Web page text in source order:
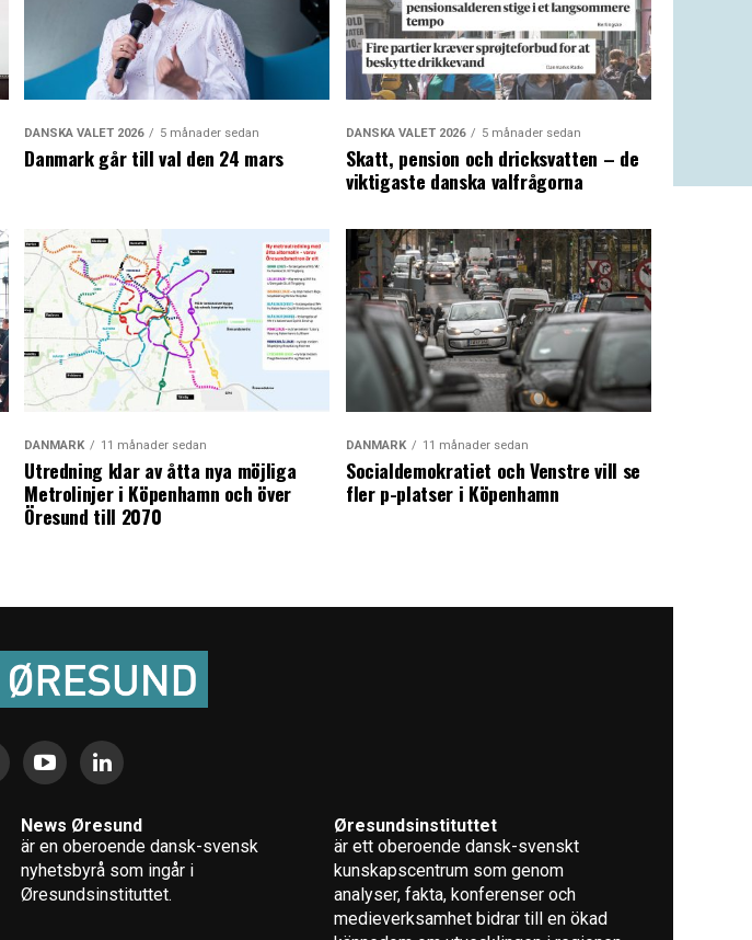
DANSKA VALET 2026 5 månader sedan
Danmark går till val den 24 mars
DANSKA VALET 2026 5 månader sedan
Skatt, pension och dricksvatten – de
viktigaste danska valfrågorna
DANMARK 11 månader sedan
Utredning klar av åtta nya möjliga
Metrolinjer i Köpenhamn och över
Öresund till 2070
DANMARK 11 månader sedan
Socialdemokratiet och Venstre vill se
fler p-platser i Köpenhamn
News Øresund
är en oberoende dansk-svensk
nyhets­byrå som ingår i
Øresundsinstituttet.
Øresundsinstituttet
är ett oberoende dansk-svenskt
kunskapscentrum som genom
analyser, fakta, konferenser och
medieverksamhet bidrar till en ökad